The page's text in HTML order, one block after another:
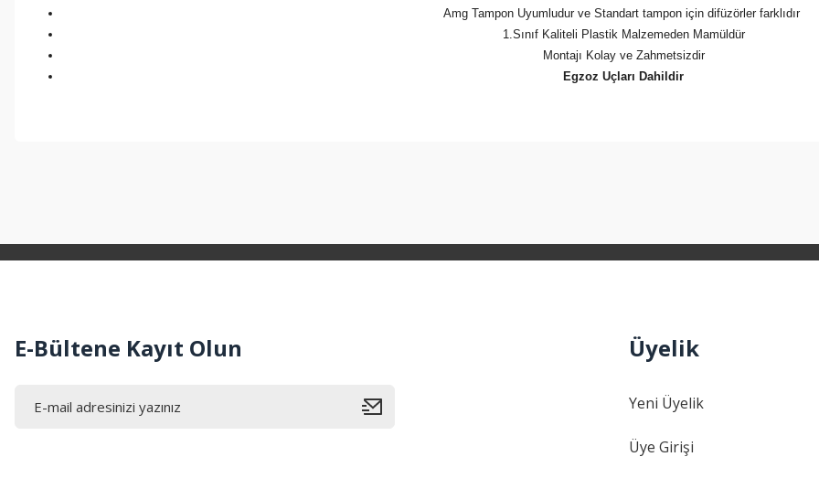
Amg Tampon Uyumludur ve Standart tampon için difüzörler farklıdır
1.Sınıf Kaliteli Plastik Malzemeden Mamüldür
Montajı Kolay ve Zahmetsizdir
Egzoz Uçları Dahildir
Ürün fiyatı diğer sitelerden daha pahalı.
Gönder
E-Bültene Kayıt Olun Üyelik
Yeni Üyelik
Üye Girişi